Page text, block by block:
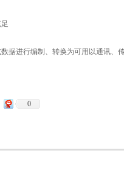
据进行编制、转换为可用以通讯、
码器可以分为接触式和非接触式两种
0